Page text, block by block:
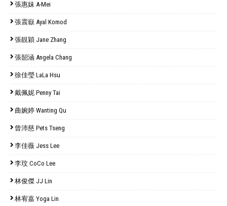
張惠妹 A-Mei
張震嶽 Ayal Komod
張靚穎 Jane Zhang
張韶涵 Angela Chang
徐佳瑩 LaLa Hsu
戴佩妮 Penny Tai
曲婉婷 Wanting Qu
曾沛慈 Pets Tseng
李佳薇 Jess Lee
李玟 CoCo Lee
林俊傑 JJ Lin
林宥嘉 Yoga Lin